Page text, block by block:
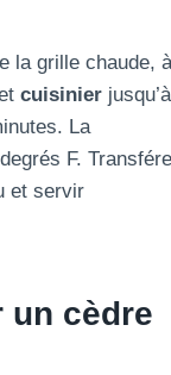
la grille chaude, à
cuisinier jusqu’à
La
F.
et servir
un cèdre